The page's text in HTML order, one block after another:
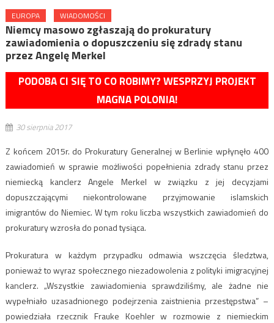
EUROPA WIADOMOŚCI
Niemcy masowo zgłaszają do prokuratury
zawiadomienia o dopuszczeniu się zdrady stanu
przez Angelę Merkel
PODOBA CI SIĘ TO CO ROBIMY? WESPRZYJ PROJEKT
MAGNA POLONIA!
30 sierpnia 2017
Z końcem 2015r. do Prokuratury Generalnej w Berlinie wpłynęło 400
zawiadomień w sprawie możliwości popełnienia zdrady stanu przez
niemiecką kanclerz Angele Merkel w związku z jej decyzjami
dopuszczającymi niekontrolowane przyjmowanie islamskich
imigrantów do Niemiec. W tym roku liczba wszystkich zawiadomień do
prokuratury wzrosła do ponad tysiąca.
Prokuratura w każdym przypadku odmawia wszczęcia śledztwa,
ponieważ to wyraz społecznego niezadowolenia z polityki imigracyjnej
kanclerz. „Wszystkie zawiadomienia sprawdziliśmy, ale żadne nie
wypełniało uzasadnionego podejrzenia zaistnienia przestępstwa” –
powiedziała rzecznik Frauke Koehler w rozmowie z niemieckim